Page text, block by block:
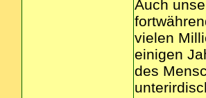
Auch
vielen
einigen
des